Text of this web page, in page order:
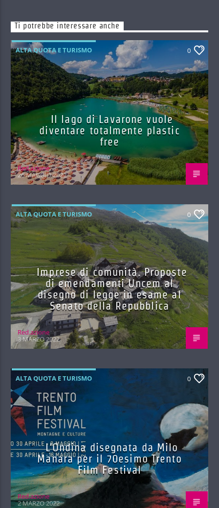
Ti potrebbe interessare anche
ALTA QUOTA E TURISMO 0
Il lago di Lavarone vuole
diventare totalmente plastic
free
Red.azione
26 MAGGIO 2022
ALTA QUOTA E TURISMO 0
Imprese di comunità. Proposte
di emendamenti Uncem al
disegno di legge in esame al
Senato della Repubblica
Red.azione
3 MARZO 2022
ALTA QUOTA E TURISMO 0
L’Ondina disegnata da Milo
Manara per il 70esimo Trento
Film Festival
Red.azione
2 MARZO 2022